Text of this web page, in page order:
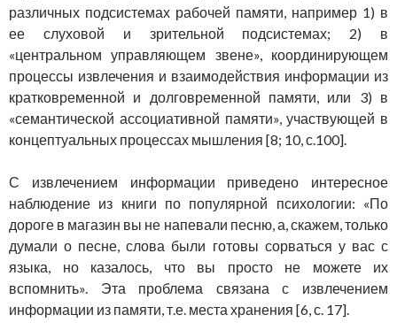
различных подсистемах рабочей памяти, например 1) в
ее слуховой и зрительной подсистемах; 2) в
«центральном управляющем звене», координирующем
процессы извлечения и взаимодействия информации из
кратковременной и долговременной памяти, или 3) в
«семантической ассоциативной памяти», участвующей в
концептуальных процессах мышления [8; 10, с.100].
С извлечением информации приведено интересное
наблюдение из книги по популярной психологии: «По
дороге в магазин вы не напевали песню, а, скажем, только
думали о песне, слова были готовы сорваться у вас с
языка, но казалось, что вы просто не можете их
вспомнить». Эта проблема связана с извлечением
информации из памяти, т.е. места хранения [6, с. 17].